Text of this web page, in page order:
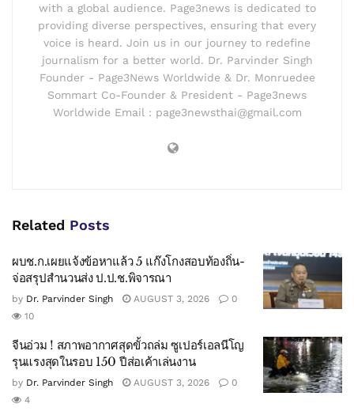
with a global audience. Page3news is dedicated to
providing diverse perspectives, ensuring that every
voice is heard. Join us in our journey to redefine
journalism for a better world. Dr. Parvinder Singh
Founder - Page3News Worldwide & Dr. Monruedee
Sommart Co-Founder & President - Page3news
Worldwide Email : page3newsthai@gmail.com
Related Posts
ผบช.ก.เผยแจ้งข้อหาแล้ว 5 แก๊งโกงสอบท้องถิ่น-
จ่อสรุปสำนวนส่ง ป.ป.ช.พิจารณา
by Dr. Parvinder Singh AUGUST 3, 2026
0
10
จีนอ่วม ! สภาพอากาศสุดขั้วถล่ม ซูเปอร์เอลนีโญ
รุนแรงสุดในรอบ 150 ปีส่อเค้าเล่นงาน
by Dr. Parvinder Singh AUGUST 3, 2026
0
4